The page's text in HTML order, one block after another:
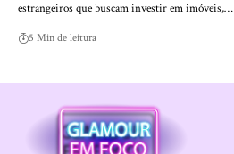
estrangeiros que buscam investir em imóveis,…
5 Min de leitura